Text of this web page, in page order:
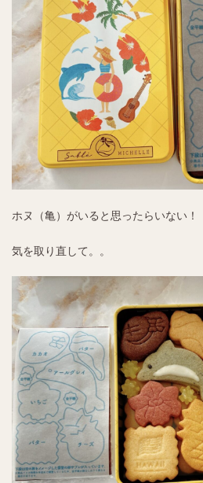
ホヌ（亀）がいると思ったらいない！
気を取り直して。。